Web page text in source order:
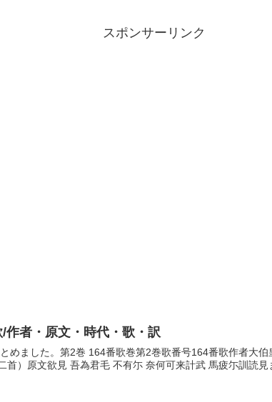
スポンサーリンク
作者・原文・時代・歌・訳
めました。第2巻 164番歌巻第2巻歌番号164番歌作者大
首）原文欲見 吾為君毛 不有尓 奈何可来計武 馬疲尓訓読